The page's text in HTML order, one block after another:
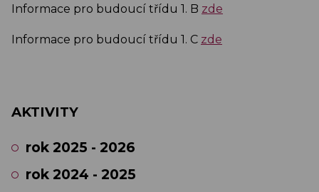
Informace pro budoucí třídu 1. B zde
Informace pro budoucí třídu 1. C zde
AKTIVITY
rok 2025 - 2026
rok 2024 - 2025